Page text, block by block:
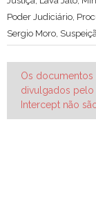
Poder Judiciário,
Sergio Moro,
Navegação
de
Post
Os documentos
divulgados pelo
Intercept não